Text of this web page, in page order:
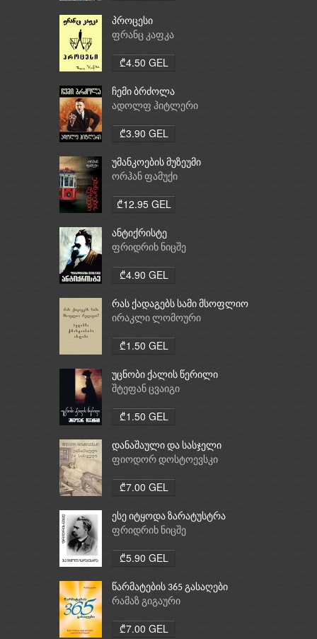
პროცესი
ფრანც კაფკა
₾4.50 GEL
ჩემი ბრძოლა
ადოლფ ჰიტლერი
₾3.90 GEL
უმანკოების მუზეუმი
ორჰან ფამუქი
₾12.95 GEL
ანტიქრისტე
ფრიდრიხ ნიცშე
₾4.90 GEL
რას ქადაგებს სამი მსოფლიო
რელიგია: ბუდიზმი,
ირაკლი ლომოური
₾1.50 GEL
უცნობი ქალის წერილი
შტეფან ცვაიგი
₾1.50 GEL
დანაშაული და სასჯელი
ფიოდორ დოსტოევსკი
₾7.00 GEL
ესე იტყოდა ზარატუსტრა
ფრიდრიხ ნიცშე
₾5.90 GEL
წარმატების 365 გასაღები
რამაზ გიგაური
₾7.00 GEL